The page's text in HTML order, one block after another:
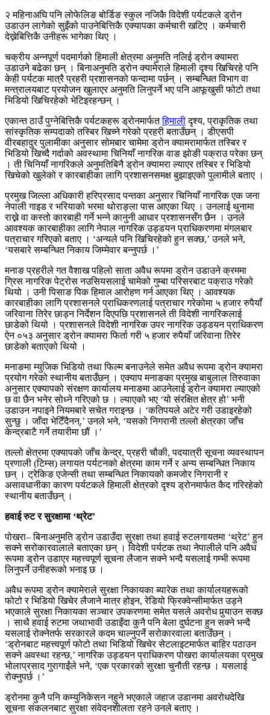
२ महिनाअघि पनि लोफेलिङ बोर्डिङ स्कुल नजिकै विदेशी पर्यटकले ड्रोन
उडाउन लागेको सुइँको पाउनेबित्तिकै एक्यापका कर्मचारी खटिए । कर्मचारी
देख्नेबित्तिकै उनीहरू भागेका थिए ।
चक्रीय अन्नपूर्ण पदमार्गको हिमाली क्षेत्रमा अनुमति नलिई ड्रोन क्यामरा
उडाउने बढेका छन् । बिनाअनुमति ड्रोन क्यामेराले हिमाली दृश्य खिचिरहे पनि
केही पर्यटक मात्रै प्रहरी प्रशासनको फन्दामा पर्छन् । सम्बन्धित विभाग वा
मन्त्रालयबाट प्रयोजन खुलाएर अनुमति लिनुपर्ने भए पनि आफूखुसी फोटो तथा
भिडियो खिचिरहेको भेटिइरहन्छन् ।
एकान्त ठाउँ पुग्नेबित्तिकै पर्यटकहरू ड्रोनमार्फतहिमालीदृश्य, प्राकृतिक तथा
सांस्कृतिक सम्पदाको तस्बिर खिच्ने गरेको प्रहरी बताउँछन् । डीएसपी
वीरबहादुर पुलामीका अनुसार सोमबार चामेमा ड्रोन क्यामरामार्फत तस्बिर र
भिडियो खिच्दै गर्दाको अवस्थामा चिनियाँ नागरिक वाङ झोङी पक्राउ परेका छन्
। ती चिनियाँ नागरिकले अनुमतिबिनै ड्रोन क्यामरा ल्याएर तस्बिर र भिडियो
खिचेको खुलेको र कारबाहीका लागि प्रशासनसमक्ष बुझाइएको पुलामीले बताए ।
प्रमुख जिल्ला अधिकारी हरिप्रसाद पन्तका अनुसार चिनियाँ नागरिक एक जना
नेपाली गाइड र भरियाको भरमा थोराङ्ला पास आएका थिए । उनलाई थुनामा
राख्ने वा कस्तो कारबाही गर्ने भन्ने कानुनी आधार प्रशासनसँग छैन । उनले
आवश्यक कारबाहीका लागि नेपाल नागरिक उड्डयन प्राधिकरणमा मंगलबार
पत्राचार गरिएको बताए । ‘अन्यले पनि खिचिरहेको हुन सक्छ,’ उनले भने,
‘यसबारे सम्बन्धित निकाय जिम्मेवार बन्नुपर्छ ।’
मनाङ प्रहरीले गत वैशाख पहिलो साता अवैध रूपमा ड्रोन उडाउने क्रममा
ग्रिस नागरिक पेट्रोस नउसियसलाई चामेको गुम्बा परिसरबाट पक्राउ गरेको
थियो । उनी पिसाङ पिक हिमाल आरोहण गर्न आएका थिए । आवश्यक
कारबाहीका लागि प्रशासनले प्राधिकरणलाई पत्राचार गरेकोमा ५ हजार रुपैयाँ
जरिवाना तिरेर छाड्न निर्देशन दिएपछि प्रशासनले ती विदेशी नागरिकलाई
छाडेको थियो । प्रशासनले विदेशी नागरिक उपर नागरिक उड्डयन प्राधिकरण
ऐन ०५३ अनुसार ड्रोन क्यामरा फिर्ता गरी ५ हजार रुपैयाँ जरिवाना तिरेर
छाडेको बताएको थियो ।
मनाङमा म्युजिक भिडियो तथा फिल्म बनाउनेले समेत अवैध रूपमा ड्रोन क्यामरा
प्रयोग गरेको स्थानीय बताउँछन् । एक्याप मनाङका प्रमुख बाबुलाल तिरुवाका
अनुसार एक्यापको संरक्षण कार्यालय मनाङमा आउनेलाई ड्रोन क्यामरा ल्याएको
छ वा छैन भनेर सोध्ने गरिएको छ । ल्याएको भए ‘यो संरक्षित क्षेत्र हो’ भनी
उडाउन नपाइने नियमबारे सचेत गराइन्छ । ‘कतिपयले अटेर गरी उडाइरहेको
सुन्छु । जाँदा भेटिँदैनन्,’ उनले भने, ‘यसको निगरानी तल्लो क्षेत्रका जाँच
केन्द्रबाटै गर्ने तयारीमा छौं ।’
तल्लो क्षेत्रमा एक्यापको जाँच केन्द्र, प्रहरी चौकी, पदयात्री सूचना व्यवस्थापन
प्रणाली (टिम्स) लगायत पर्यटनको क्षेत्रमा काम गर्ने र अन्य सम्बन्धित निकाय
छन् । ट्रेकिङ एजेन्सी तथा सम्बन्धित निकायको कमजोर निगरानी र
असावधानीका कारण पर्यटकले हिमाली क्षेत्रको दृश्य ड्रोनमार्फत कैद गरिरहेको
स्थानीय बताउँछन् ।
हवाई रुट र सुरक्षामा ‘थ्रेट’
पोखरा– बिनाअनुमति ड्रोन उडाउँदा सुरक्षा तथा हवाई रुटलगायतमा ‘थ्रेट’ हुन
सक्ने सरोकारवालाले बताएका छन् । विदेशी पर्यटक तथा नेपालीले पनि अवैध
रूपमा ड्रोन उडाएर महत्त्वपूर्ण सूचना लैजान सक्ने भन्दै यसलाई गम्भी रूपमा
लिनुपर्ने उनीहरूको भनाइ छ ।
अवैध रूपमा ड्रोन क्यामेराले सुरक्षा निकायका ब्यारेक तथा कार्यालयहरूको
फोटो र भिडियो खिचेर लैजाने मात्र होइन, रेडियो फ्रिक्वेन्सीमार्फत उड्ने
भएकाले सुरक्षा निकायका सञ्चार उपकरणमा समेत यसले अवरोध पुर्‍याउन सक्छ
। साथै हवाई रुटमा जथाभावी उडाइँदा कुनै पनि बेला दुर्घटना हुन सक्ने भन्दै
यसलाई रोक्नेतर्फ सरकारले कदम चाल्नुपर्ने सरोकारवाला बताउँछन् ।
‘ड्रोनबाट महत्त्वपूर्ण फोटो तथा भिडियो खिचेर सेटलाइटमार्फत बाहिर पठाउन
सक्ने अवस्था रहन्छ,’ नागरिक उड्डयन प्राधिकरण पोखरा कार्यालयका प्रमुख
भोलाप्रसाद गुरागाईंले भने, ‘एक प्रकारको सुरक्षा चुनौती रहन्छ । यसलाई
रोक्नुपर्छ ।’
ड्रोनमा कुनै पनि कम्युनिकेसन नहुने भएकाले जहाज उडानमा अवरोधदेखि
सूचना संकलनबाट सुरक्षा संवेदनशीलता रहने उनले बताए ।